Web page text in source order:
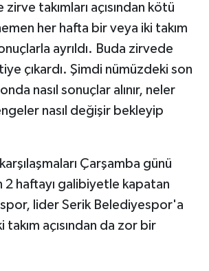
takımları açısından kötü
her hafta bir veya iki takım
ayrıldı. Buda zirvede
çıkardı. Şimdi nümüzdeki son
nasıl sonuçlar alınır, neler
nasıl değişir bekleyip
Çarşamba günü
2 haftayı galibiyetle kapatan
lider Serik Belediyespor'a
takım açısından da zor bir